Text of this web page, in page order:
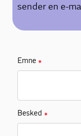
sender en e-
Emne ✱
Besked ✱